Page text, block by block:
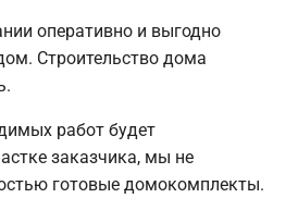
оперативно и выгодно
Строительство дома
работ будет
заказчика, мы не
готовые домокомплекты.